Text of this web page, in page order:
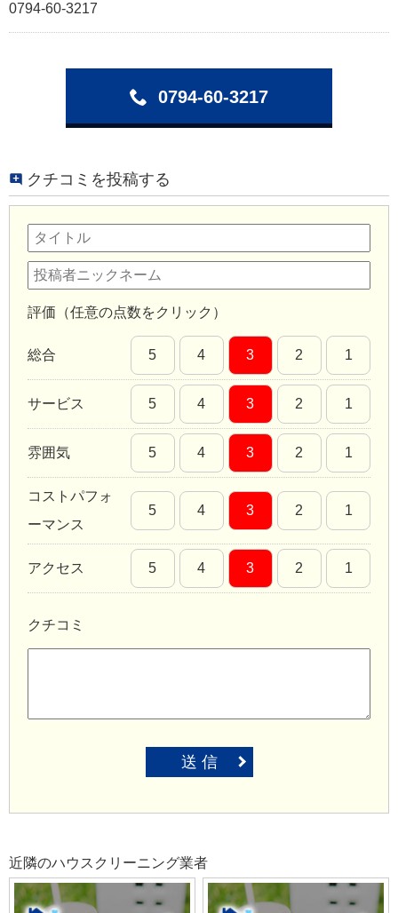
0794-60-3217
0794-60-3217
クチコミを投稿する
評価（任意の点数をクリック）
総合 5 4 3 2 1
サービス 5 4 3 2 1
雰囲気 5 4 3 2 1
コストパフォ
ーマンス
5 4 3 2 1
アクセス 5 4 3 2 1
クチコミ
送 信
近隣のハウスクリーニング業者